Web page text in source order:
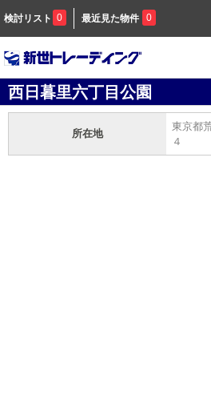
検討リスト 0 最近見た物件 0
西日暮里六丁目公園
所在地
東京都
４